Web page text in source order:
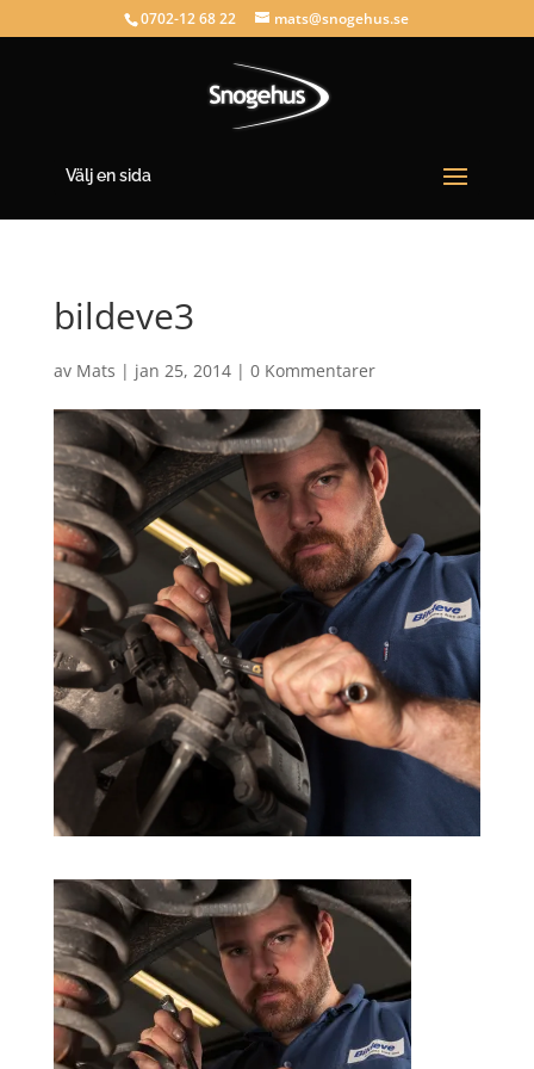
0702-12 68 22 mats@snogehus.se
Välj en sida
bildeve3
av Mats | jan 25, 2014| 0 Kommentarer